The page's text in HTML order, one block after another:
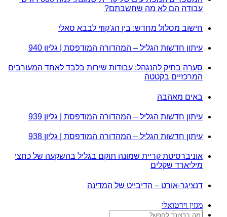
עבודה הם לא מה שחשבתם?
חישוב מסלול מחדש: בין הג'קוזי לבבא סאלי
עיתון חדשות הגליל – המהדורה המודפסת | גליון 940
סערה בתיק להנגהל: עבודות שירות בלבד לאחד המעורבים
המרכזיים בקטטה
באים מאהבה
עיתון חדשות הגליל – המהדורה המודפסת | גליון 939
עיתון חדשות הגליל – המהדורה המודפסת | גליון 938
אוניברסיטת קריית שמונה תוקם בגליל בהשקעה של כחצי
מיליארד שקלים
דנציגר-אורט – הדיבייט של המדינה
מגזין וירטואלי